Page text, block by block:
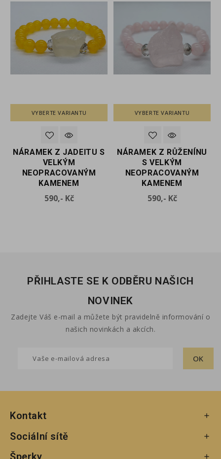
VYBERTE VARIANTU
NÁRAMEK Z JADEITU S
VELKÝM
NEOPRACOVANÝM
KAMENEM
590,- KčCena
VYBERTE VARIANTU
NÁRAMEK Z RŮŽENÍNU
S VELKÝM
NEOPRACOVANÝM
KAMENEM
590,- KčCena
PŘIHLASTE SE K ODBĚRU NAŠICH
NOVINEK
Zadejte Váš e-mail a můžete být pravidelně informování o
našich novinkách a akcích.
Kontakt 
Sociální sítě 
Šperky 